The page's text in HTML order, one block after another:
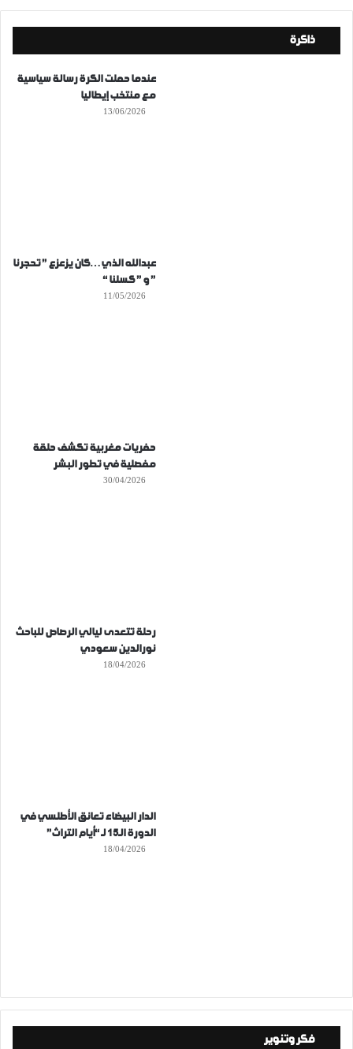
ذاكرة
عندما حملت الكرة رسالة سياسية
مع منتخب إيطاليا
13/06/2026
عبدالله الذي…كان يزعزع ” تحجرنا
” و ” كسلنا “
11/05/2026
حفريات مغربية تكشف حلقة
مفصلية في تطور البشر
30/04/2026
رحلة تتعدى ليالي الرصاص للباحث
نورالدين سعودي
18/04/2026
الدار البيضاء تعانق الأطلسي في
الدورة الـ15 لـ “أيام التراث”
18/04/2026
فكر وتنوير